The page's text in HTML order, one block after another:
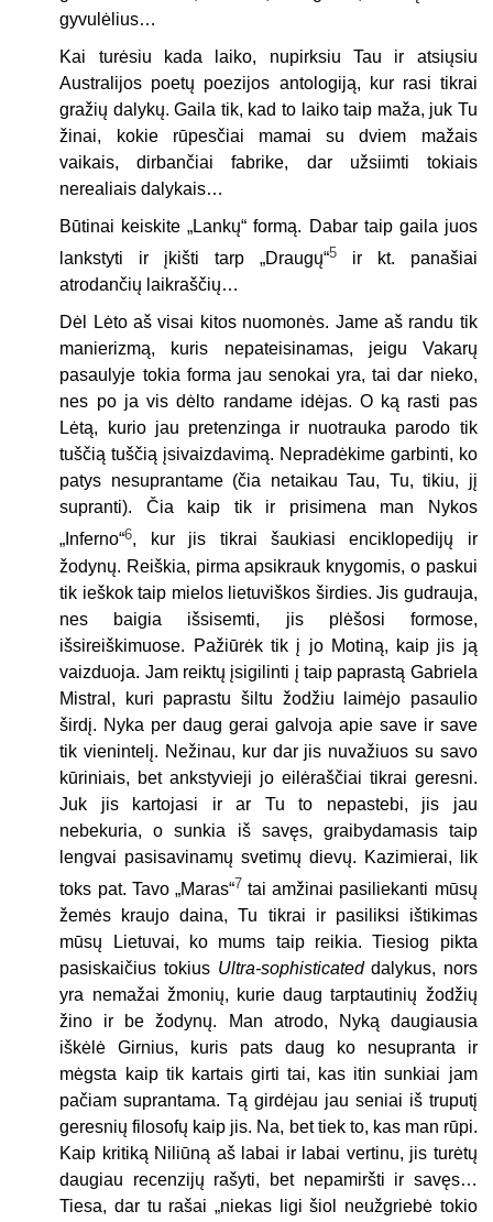
gyvulėlius…
Kai turėsiu kada laiko, nupirksiu Tau ir atsiųsiu
Australijos poetų poezijos antologiją, kur rasi tikrai
gražių dalykų. Gaila tik, kad to laiko taip maža, juk Tu
žinai, kokie rūpesčiai mamai su dviem mažais
vaikais, dirbančiai fabrike, dar užsiimti tokiais
nerealiais dalykais…
Būtinai keiskite „Lankų“ formą. Dabar taip gaila juos
lankstyti ir įkišti tarp „Draugų“5ir kt. panašiai
atrodančių laikraščių…
Dėl Lėto aš visai kitos nuomonės. Jame aš randu tik
manierizmą, kuris nepateisinamas, jeigu Vakarų
pasaulyje tokia forma jau senokai yra, tai dar nieko,
nes po ja vis dėlto randame idėjas. O ką rasti pas
Lėtą, kurio jau pretenzinga ir nuotrauka parodo tik
tuščią tuščią įsivaizdavimą. Nepradėkime garbinti, ko
patys nesuprantame (čia netaikau Tau, Tu, tikiu, jį
supranti). Čia kaip tik ir prisimena man Nykos
„Inferno“6, kur jis tikrai šaukiasi enciklopedijų ir
žodynų. Reiškia, pirma apsikrauk knygomis, o paskui
tik ieškok taip mielos lietuviškos širdies. Jis gudrauja,
nes baigia išsisemti, jis plėšosi formose,
išsireiškimuose. Pažiūrėk tik į jo Motiną, kaip jis ją
vaizduoja. Jam reiktų įsigilinti į taip paprastą Gabriela
Mistral, kuri paprastu šiltu žodžiu laimėjo pasaulio
širdį. Nyka per daug gerai galvoja apie save ir save
tik vienintelį. Nežinau, kur dar jis nuvažiuos su savo
kūriniais, bet ankstyvieji jo eilėraščiai tikrai geresni.
Juk jis kartojasi ir ar Tu to nepastebi, jis jau
nebekuria, o sunkia iš savęs, graibydamasis taip
lengvai pasisavinamų svetimų dievų. Kazimierai, lik
toks pat. Tavo „Maras“7 tai amžinai pasiliekanti mūsų
žemės kraujo daina, Tu tikrai ir pasiliksi ištikimas
mūsų Lietuvai, ko mums taip reikia. Tiesiog pikta
pasiskaičius tokius Ultra-sophisticateddalykus, nors
yra nemažai žmonių, kurie daug tarptautinių žodžių
žino ir be žodynų. Man atrodo, Nyką daugiausia
iškėlė Girnius, kuris pats daug ko nesupranta ir
mėgsta kaip tik kartais girti tai, kas itin sunkiai jam
pačiam suprantama. Tą girdėjau jau seniai iš truputį
geresnių filosofų kaip jis. Na, bet tiek to, kas man rūpi.
Kaip kritiką Niliūną aš labai ir labai vertinu, jis turėtų
daugiau recenzijų rašyti, bet nepamiršti ir savęs…
Tiesa, dar tu rašai „niekas ligi šiol neužgriebė tokio